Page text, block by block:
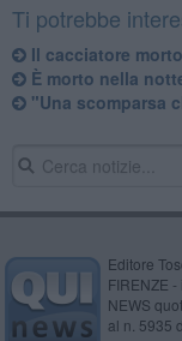
Ti potrebbe
Il cacciatore
È morto nella
"Una scomparsa
Editore
FIRENZE
NEWS
al n. 5935